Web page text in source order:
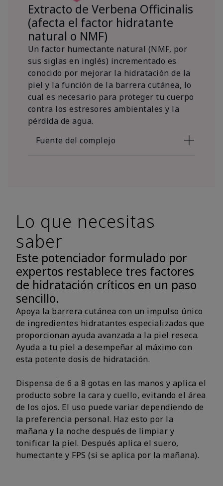
Extracto de Verbena Officinalis
(afecta el factor hidratante
natural o NMF)
Un factor humectante natural (NMF, por
sus siglas en inglés) incrementado es
conocido por mejorar la hidratación de la
piel y la función de la barrera cutánea, lo
cual es necesario para proteger tu cuerpo
contra los estresores ambientales y la
pérdida de agua.
Fuente del complejo
Lo que necesitas
saber
Este potenciador formulado por
expertos restablece tres factores
de hidratación críticos en un paso
sencillo.
Apoya la barrera cutánea con un impulso único
de ingredientes hidratantes especializados que
proporcionan ayuda avanzada a la piel reseca.
Ayuda a tu piel a desempeñar al máximo con
esta potente dosis de hidratación.
Dispensa de 6 a 8 gotas en las manos y aplica el
producto sobre la cara y cuello, evitando el área
de los ojos. El uso puede variar dependiendo de
la preferencia personal. Haz esto por la
mañana y la noche después de limpiar y
tonificar la piel. Después aplica el suero,
humectante y FPS (si se aplica por la mañana).